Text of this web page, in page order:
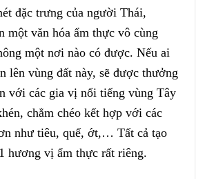
đặc trưng của người Thái,
văn hóa ẩm thực vô cùng
một nơi nào có được. Nếu ai
lên vùng đất này, sẽ được thưởng
với các gia vị nổi tiếng vùng Tây
chẳm chéo kết hợp với các
như tiêu, quế, ớt,… Tất cả tạo
hương vị ẩm thực rất riêng.